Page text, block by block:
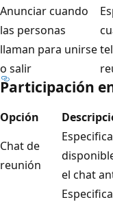
Anunciar cuando
las personas
llaman para unirse
o salir
Participación
Opción
Chat de
reunión
el chat